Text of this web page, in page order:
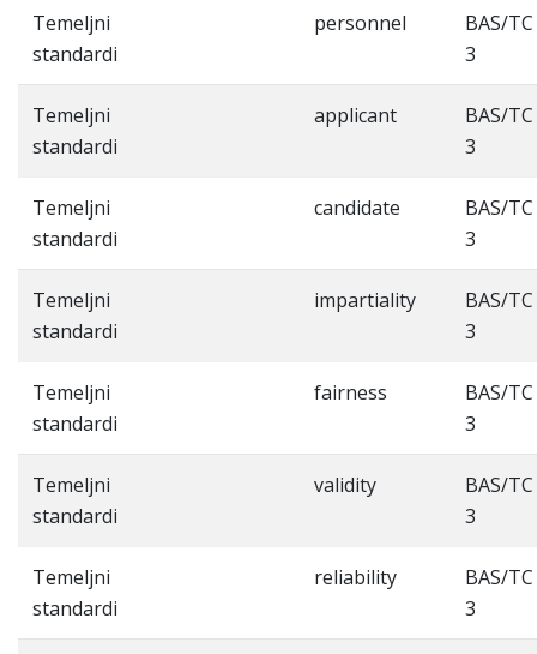
Temeljni
standardi
personnel
BAS/TC
3
Temeljni
standardi
applicant
BAS/TC
3
Temeljni
standardi
candidate
BAS/TC
3
Temeljni
standardi
impartiality
BAS/TC
3
Temeljni
standardi
fairness
BAS/TC
3
Temeljni
standardi
validity
BAS/TC
3
Temeljni
standardi
reliability
BAS/TC
3